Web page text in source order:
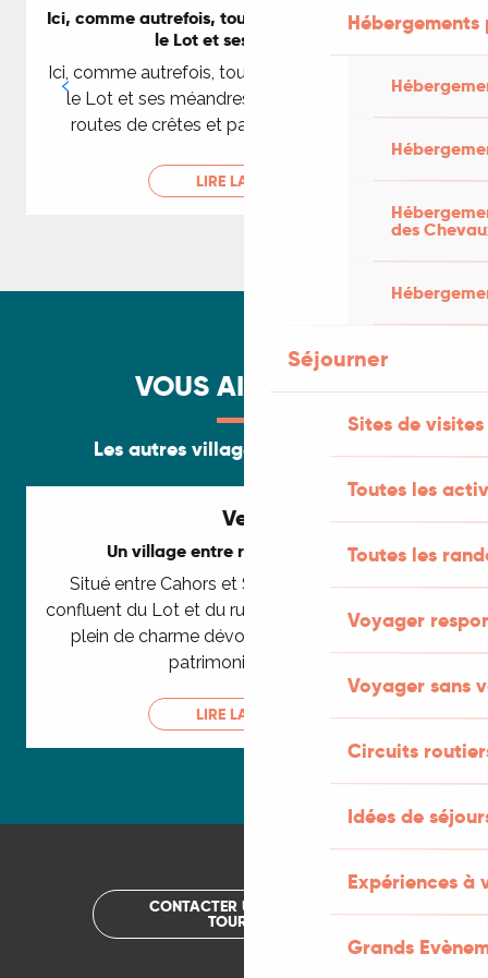
des
Séjourner
Sites de visites
Toutes les
Toutes les
Voyager
Voyager sans
Circuits
Idées de
Expériences à
Grands
Ici, comme autrefois, toute la vie est rythmée par
le Lot et ses méandres
Ici, comme autrefois, toute la vie est rythmée par
le Lot et ses méandres : vignoble du Cahors,
routes de crêtes et panoramas somptueux.
LIRE LA SUITE
VOUS AIMEREZ...
Les autres villages remarquables
Vers
Un village entre rivières et falaises
Situé entre Cahors et Saint-Cirq-Lapopie au
confluent du Lot et du ruisseau du Vers, ce village
plein de charme dévoile un décor naturel et
patrimonial unique.
LIRE LA SUITE
CONTACTER UN OFFICE DE
TOURISME